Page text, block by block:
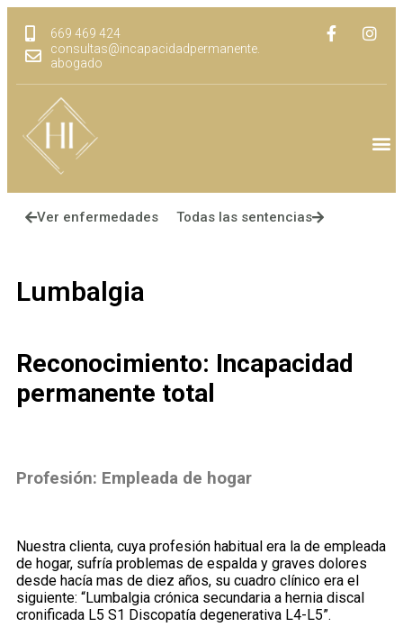
669 469 424
consultas@incapacidadpermanente.
abogado
Ver enfermedades Todas las sentencias
Lumbalgia
Reconocimiento: Incapacidad
permanente total
Profesión: Empleada de hogar
Nuestra clienta, cuya profesión habitual era la de empleada
de hogar, sufría problemas de espalda y graves dolores
desde hacía mas de diez años, su cuadro clínico era el
siguiente: “Lumbalgia crónica secundaria a hernia discal
cronificada L5 S1 Discopatía degenerativa L4-L5”.